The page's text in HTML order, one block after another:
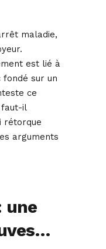
maladie,
est lié à
sur un
ce
faut-il
rétorque
arguments
une